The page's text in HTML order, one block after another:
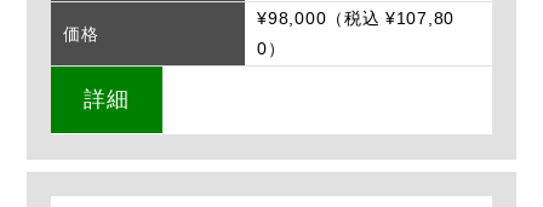
価格
¥98,000（税込 ¥107,80
0）
詳細